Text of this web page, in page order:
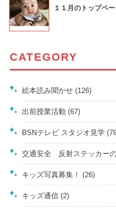
１１月のトップペ
CATEGORY
絵本読み聞かせ (126)
出前授業活動 (67)
BSNテレビ スタジオ見学
交通安全 反射ステッカー
キッズ写真募集！ (26)
キッズ通信 (2)